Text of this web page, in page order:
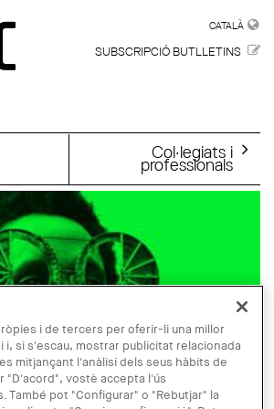
CATALÀ
SUBSCRIPCIÓ BUTLLETINS
Col·legiats i
professionals
i de tercers per oferir-li una millor
i, si s'escau, mostrar publicitat relacionada
mitjançant l'anàlisi dels seus hàbits de
"D'acord", vostè accepta l'ús
També pot "Configurar" o "Rebutjar" la